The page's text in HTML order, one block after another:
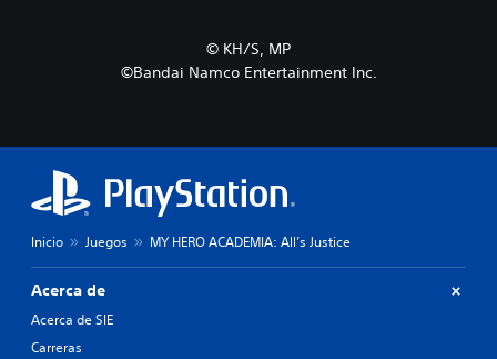
©︎ KH/S, MP
©Bandai Namco Entertainment Inc.
Inicio Juegos MY HERO ACADEMIA: All’s Justice
Acerca de
Acerca de SIE
Carreras